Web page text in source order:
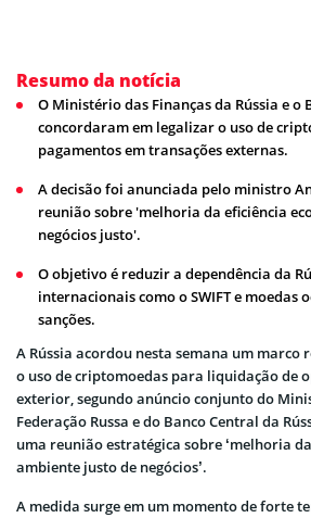
Resumo da notícia
O Ministério das Finanças da Rússia e o
concordaram em legalizar o uso de
pagamentos em transações externas.
A decisão foi anunciada pelo ministro
reunião sobre 'melhoria da eficiência
negócios justo'.
O objetivo é reduzir a dependência da
internacionais como o SWIFT e moedas
sanções.
A Rússia acordou nesta semana um
o uso de criptomoedas para liquidação de
exterior, segundo anúncio conjunto do
Federação Russa e do Banco Central da
uma reunião estratégica sobre ‘melhoria
ambiente justo de negócios’.
A medida surge em um momento de forte